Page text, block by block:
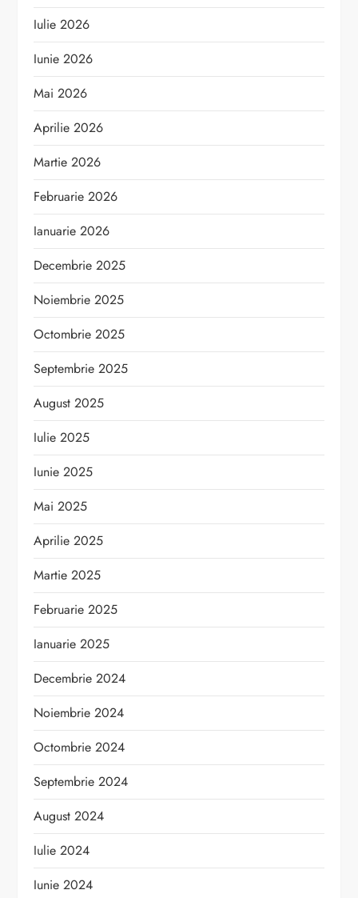
Iulie 2026
Iunie 2026
Mai 2026
Aprilie 2026
Martie 2026
Februarie 2026
Ianuarie 2026
Decembrie 2025
Noiembrie 2025
Octombrie 2025
Septembrie 2025
August 2025
Iulie 2025
Iunie 2025
Mai 2025
Aprilie 2025
Martie 2025
Februarie 2025
Ianuarie 2025
Decembrie 2024
Noiembrie 2024
Octombrie 2024
Septembrie 2024
August 2024
Iulie 2024
Iunie 2024